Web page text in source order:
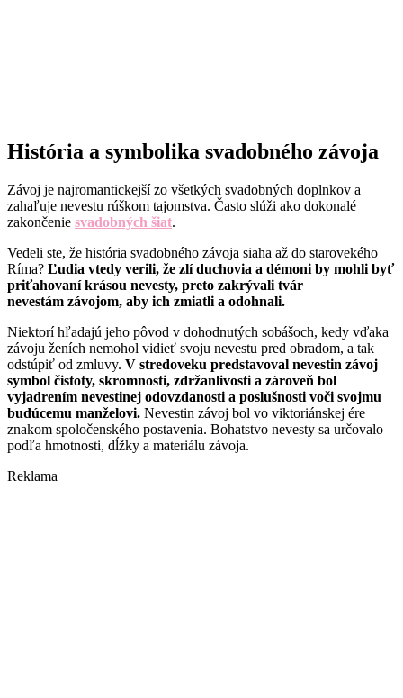
História a symbolika svadobného závoja
Závoj je najromantickejší zo všetkých svadobných doplnkov a
zahaľuje nevestu rúškom tajomstva. Často slúži ako dokonalé
zakončenie svadobných šiat.
Vedeli ste, že história svadobného závoja siaha až do starovekého
Ríma? Ľudia vtedy verili, že zlí duchovia a démoni by mohli byť
priťahovaní krásou nevesty, preto zakrývali tvár
nevestám závojom, aby ich zmiatli a odohnali.
Niektorí hľadajú jeho pôvod v dohodnutých sobášoch, kedy vďaka
závoju ženích nemohol vidieť svoju nevestu pred obradom, a tak
odstúpiť od zmluvy. V stredoveku predstavoval nevestin závoj
symbol čistoty, skromnosti, zdržanlivosti a zároveň bol
vyjadrením nevestinej odovzdanosti a poslušnosti voči svojmu
budúcemu manželovi. Nevestin závoj bol vo viktoriánskej ére
znakom spoločenského postavenia. Bohatstvo nevesty sa určovalo
podľa hmotnosti, dĺžky a materiálu závoja.
Reklama